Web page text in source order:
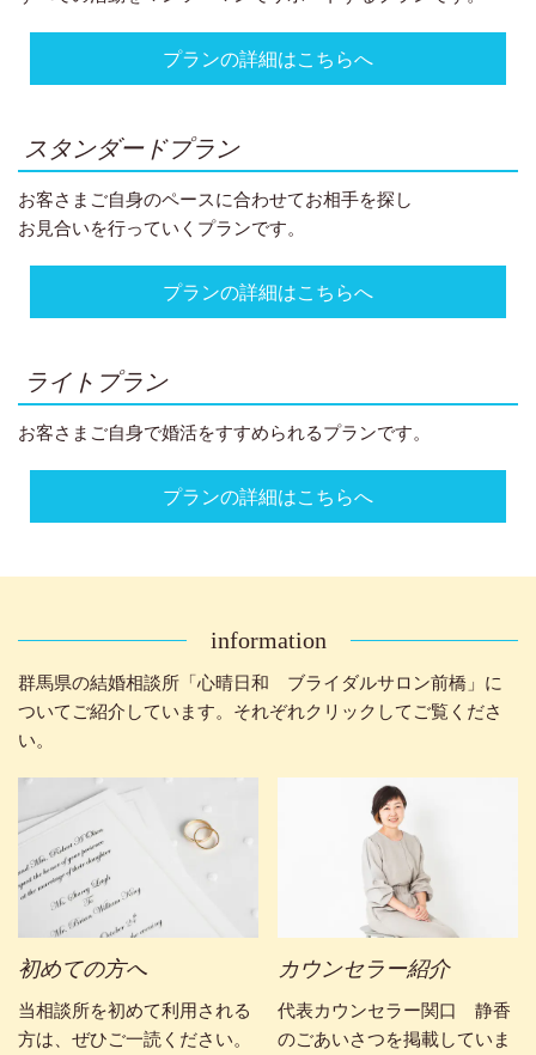
プランの詳細はこちらへ
スタンダードプラン
お客さまご自身のペースに合わせてお相手を探し
お見合いを行っていくプランです。
プランの詳細はこちらへ
ライトプラン
お客さまご自身で婚活をすすめられるプランです。
プランの詳細はこちらへ
information
群馬県の結婚相談所「心晴日和 ブライダルサロン前橋」に
ついてご紹介しています。それぞれクリックしてご覧くださ
い。
初めての方へ
当相談所を初めて利用される
方は、ぜひご一読ください。
カウンセラー紹介
代表カウンセラー関口 静香
のごあいさつを掲載していま